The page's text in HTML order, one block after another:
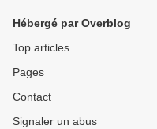
Hébergé par Overblog
Top articles
Pages
Contact
Signaler un abus